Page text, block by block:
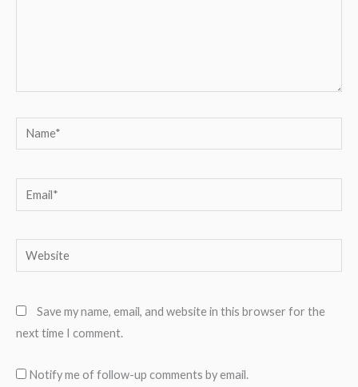
Name*
Email*
Website
Save my name, email, and website in this browser for the
next time I comment.
Notify me of follow-up comments by email.